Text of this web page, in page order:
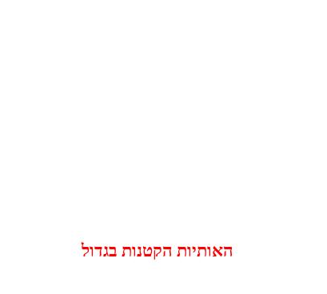
האותיות הקטנות בגדול